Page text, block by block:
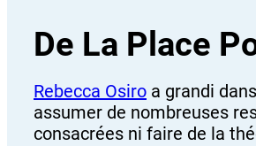
De La Place
Rebecca Osiro a grandi
assumer de nombreuses
consacrées ni faire de la